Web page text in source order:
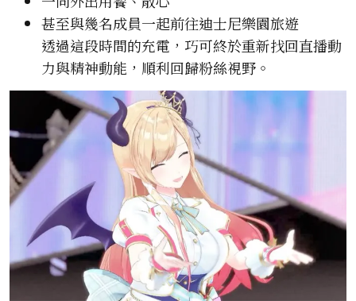
甚至與幾名成員一起前往迪士尼樂園旅遊
透過這段時間的充電，巧可終於重新找回直播動
力與精神動能，順利回歸粉絲視野。